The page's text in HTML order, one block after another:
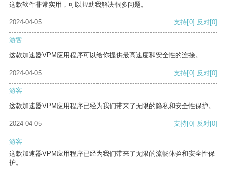
这款软件非常实用，可以帮助我解决很多问题。
2024-04-05 支持[0] 反对[0]
游客
这款加速器VPM应用程序可以给你提供最高速度和安全性的连接。
2024-04-05 支持[0] 反对[0]
游客
这款加速器VPM应用程序已经为我们带来了无限的隐私和安全性保护。
2024-04-05 支持[0] 反对[0]
游客
这款加速器VPM应用程序已经为我们带来了无限的流畅体验和安全性保
护。